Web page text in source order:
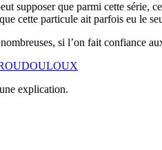
supposer que parmi cette série,
cette particule ait parfois eu le
si l’on fait confiance
explication.